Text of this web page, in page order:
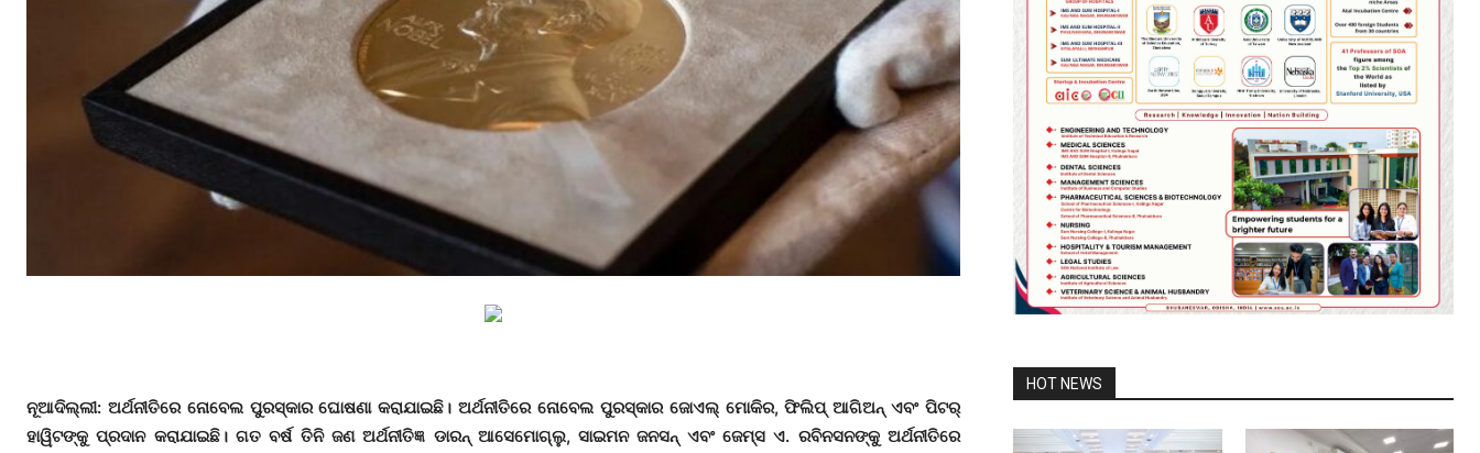
ନୂଆଦିଲ୍ଲୀ: ଅର୍ଥନୀତିରେ ନୋବେଲ ପୁରସ୍କାର ଘୋଷଣା କରାଯାଇଛି। ଅର୍ଥନୀତିରେ ନୋବେଲ ପୁରସ୍କାର ଜୋଏଲ୍ ମୋକିର, ଫିଲିପ୍ ଆଗିଅନ୍ ଏବଂ ପିଟର୍
ହାୱିଟଙ୍କୁ ପ୍ରଦାନ କରାଯାଇଛି। ଗତ ବର୍ଷ ତିନି ଜଣ ଅର୍ଥନୀତିଜ୍ଞ ଡାରନ୍ ଆସେମୋଗ୍ଲୁ, ସାଇମନ ଜନସନ୍ ଏବଂ ଜେମ୍ସ ଏ. ରବିନସନଙ୍କୁ ଅର୍ଥନୀତିରେ
HOT NEWS